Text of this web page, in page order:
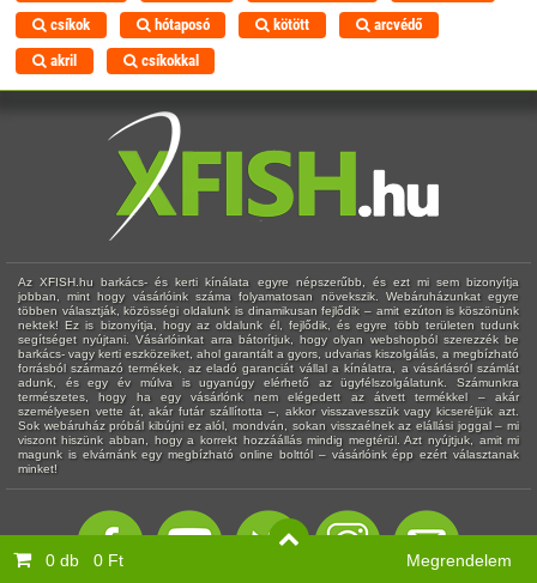
csíkok
hótaposó kötött
arcvédő
akril
csíkokkal
Az XFISH.hu barkács- és kerti kínálata egyre népszerűbb, és ezt mi sem bizonyítja
jobban, mint hogy vásárlóink száma folyamatosan növekszik. Webáruházunkat egyre
többen választják, közösségi oldalunk is dinamikusan fejlődik – amit ezúton is köszönünk
nektek! Ez is bizonyítja, hogy az oldalunk él, fejlődik, és egyre több területen tudunk
segítséget nyújtani. Vásárlóinkat arra bátorítjuk, hogy olyan webshopból szerezzék be
barkács- vagy kerti eszközeiket, ahol garantált a gyors, udvarias kiszolgálás, a megbízható
forrásból származó termékek, az eladó garanciát vállal a kínálatra, a vásárlásról számlát
adunk, és egy év múlva is ugyanúgy elérhető az ügyfélszolgálatunk. Számunkra
természetes, hogy ha egy vásárlónk nem elégedett az átvett termékkel – akár
személyesen vette át, akár futár szállította –, akkor visszavesszük vagy kicseréljük azt.
Sok webáruház próbál kibújni ez alól, mondván, sokan visszaélnek az elállási joggal – mi
viszont hiszünk abban, hogy a korrekt hozzáállás mindig megtérül. Azt nyújtjuk, amit mi
magunk is elvárnánk egy megbízható online bolttól – vásárlóink épp ezért választanak
minket!
0 db 0 Ft Megrendelem